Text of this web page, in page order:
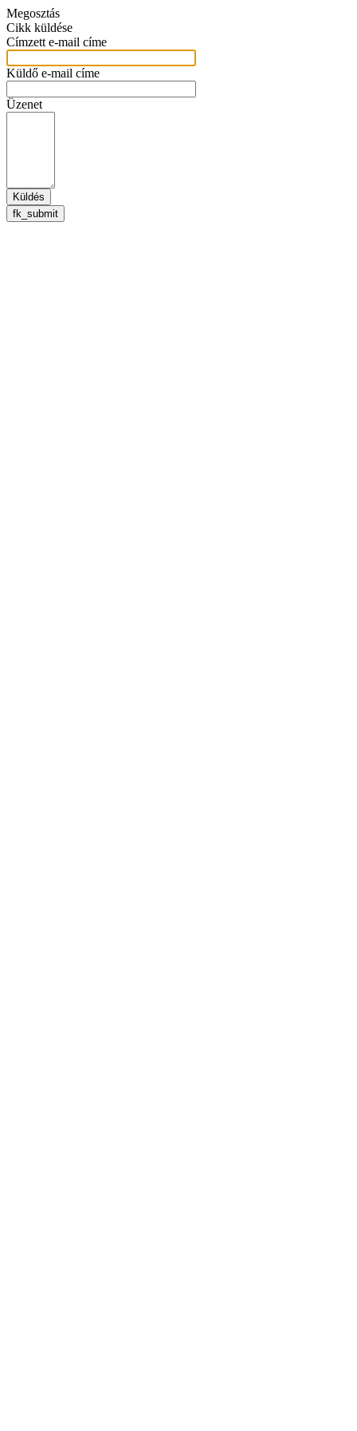
Megosztás
Cikk küldése
Címzett e-mail címe
Küldő e-mail címe
Üzenet